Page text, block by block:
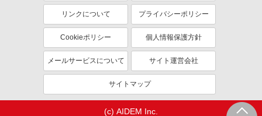
リンクについて プライバシーポリシー
Cookieポリシー 個人情報保護方針
メールサービスについて サイト運営会社
サイトマップ
(c) AIDEM Inc.